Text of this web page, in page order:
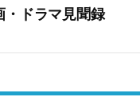
・ドラマ見聞録